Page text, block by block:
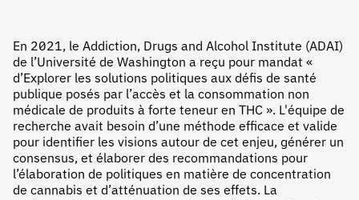
En 2021, le Addiction, Drugs and Alcohol Institute (ADAI)
de l’Université de Washington a reçu pour mandat «
d’Explorer les solutions politiques aux défis de santé
publique posés par l’accès et la consommation non
médicale de produits à forte teneur en THC ». L'équipe de
recherche avait besoin d’une méthode efficace et valide
pour identifier les visions autour de cet enjeu, générer un
consensus, et élaborer des recommandations pour
l’élaboration de politiques en matière de concentration
de cannabis et d’atténuation de ses effets. La